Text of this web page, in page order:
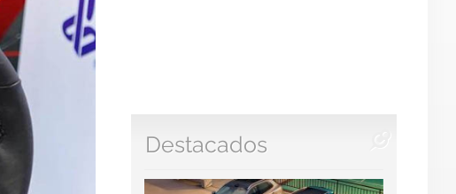
Destacados